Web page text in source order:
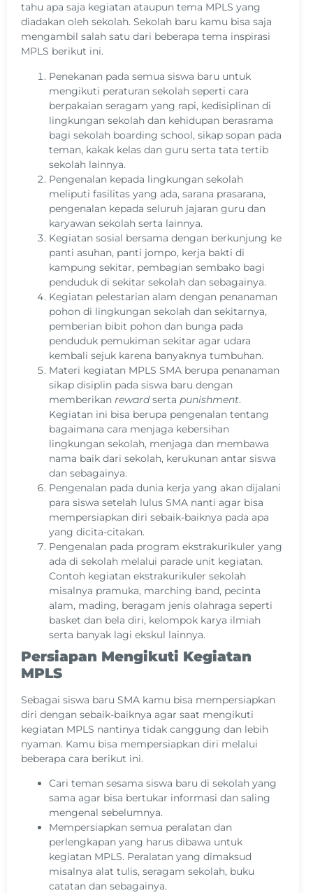
tahu apa saja kegiatan ataupun tema MPLS yang
diadakan oleh sekolah. Sekolah baru kamu bisa saja
mengambil salah satu dari beberapa tema inspirasi
MPLS berikut ini.
Penekanan pada semua siswa baru untuk
mengikuti peraturan sekolah seperti cara
berpakaian seragam yang rapi, kedisiplinan di
lingkungan sekolah dan kehidupan berasrama
bagi sekolah boarding school, sikap sopan pada
teman, kakak kelas dan guru serta tata tertib
sekolah lainnya.
Pengenalan kepada lingkungan sekolah
meliputi fasilitas yang ada, sarana prasarana,
pengenalan kepada seluruh jajaran guru dan
karyawan sekolah serta lainnya.
Kegiatan sosial bersama dengan berkunjung ke
panti asuhan, panti jompo, kerja bakti di
kampung sekitar, pembagian sembako bagi
penduduk di sekitar sekolah dan sebagainya.
Kegiatan pelestarian alam dengan penanaman
pohon di lingkungan sekolah dan sekitarnya,
pemberian bibit pohon dan bunga pada
penduduk pemukiman sekitar agar udara
kembali sejuk karena banyaknya tumbuhan.
Materi kegiatan MPLS SMA berupa penanaman
sikap disiplin pada siswa baru dengan
memberikan rewardserta punishment.
Kegiatan ini bisa berupa pengenalan tentang
bagaimana cara menjaga kebersihan
lingkungan sekolah, menjaga dan membawa
nama baik dari sekolah, kerukunan antar siswa
dan sebagainya.
Pengenalan pada dunia kerja yang akan dijalani
para siswa setelah lulus SMA nanti agar bisa
mempersiapkan diri sebaik-baiknya pada apa
yang dicita-citakan.
Pengenalan pada program ekstrakurikuler yang
ada di sekolah melalui parade unit kegiatan.
Contoh kegiatan ekstrakurikuler sekolah
misalnya pramuka, marching band, pecinta
alam, mading, beragam jenis olahraga seperti
basket dan bela diri, kelompok karya ilmiah
serta banyak lagi ekskul lainnya.
Persiapan Mengikuti Kegiatan
MPLS
Sebagai siswa baru SMA kamu bisa mempersiapkan
diri dengan sebaik-baiknya agar saat mengikuti
kegiatan MPLS nantinya tidak canggung dan lebih
nyaman. Kamu bisa mempersiapkan diri melalui
beberapa cara berikut ini.
Cari teman sesama siswa baru di sekolah yang
sama agar bisa bertukar informasi dan saling
mengenal sebelumnya.
Mempersiapkan semua peralatan dan
perlengkapan yang harus dibawa untuk
kegiatan MPLS. Peralatan yang dimaksud
misalnya alat tulis, seragam sekolah, buku
catatan dan sebagainya.